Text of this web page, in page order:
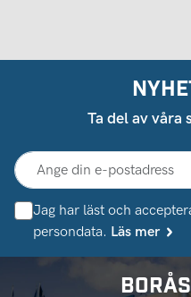
Ta del av våra
Jag har läst och
persondata. Läs mer